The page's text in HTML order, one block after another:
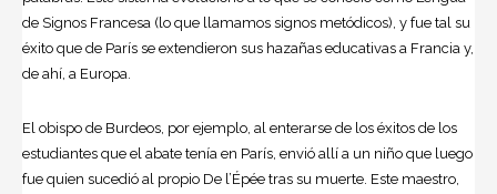
de Signos Francesa (lo que llamamos signos metódicos), y fue tal su
éxito que de París se extendieron sus hazañas educativas a Francia y,
de ahí, a Europa.
El obispo de Burdeos, por ejemplo, al enterarse de los éxitos de los
estudiantes que el abate tenía en París, envió allí a un niño que luego
fue quien sucedió al propio De l’Épée tras su muerte. Este maestro,